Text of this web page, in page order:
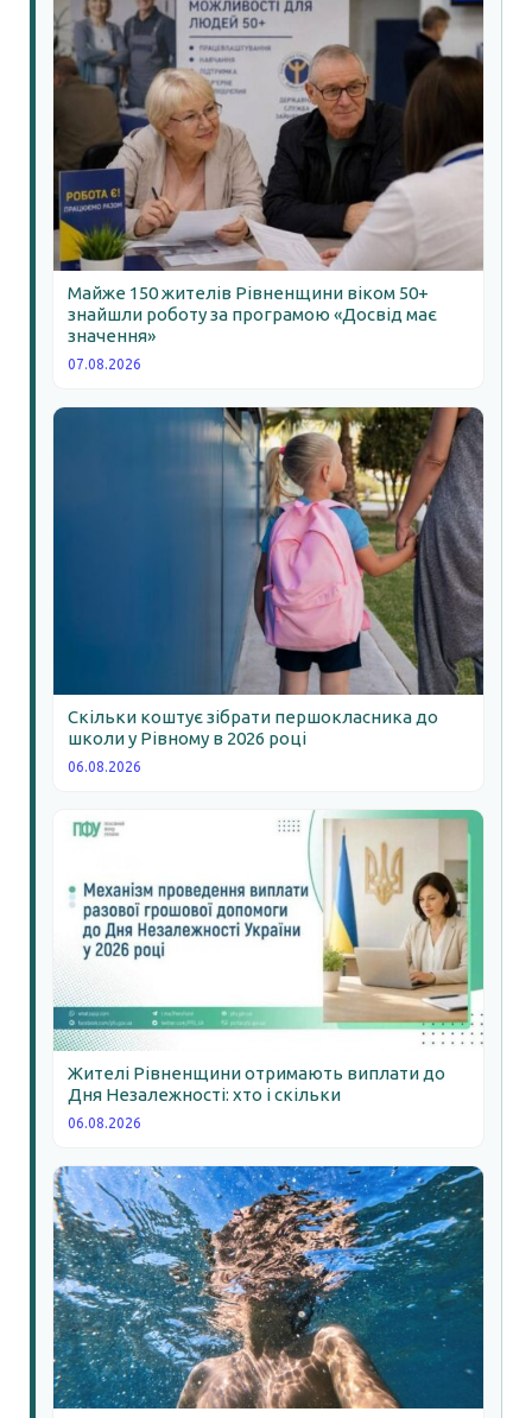
Майже 150 жителів Рівненщини віком 50+
знайшли роботу за програмою «Досвід має
значення»
07.08.2026
Скільки коштує зібрати першокласника до
школи у Рівному в 2026 році
06.08.2026
Жителі Рівненщини отримають виплати до
Дня Незалежності: хто і скільки
06.08.2026